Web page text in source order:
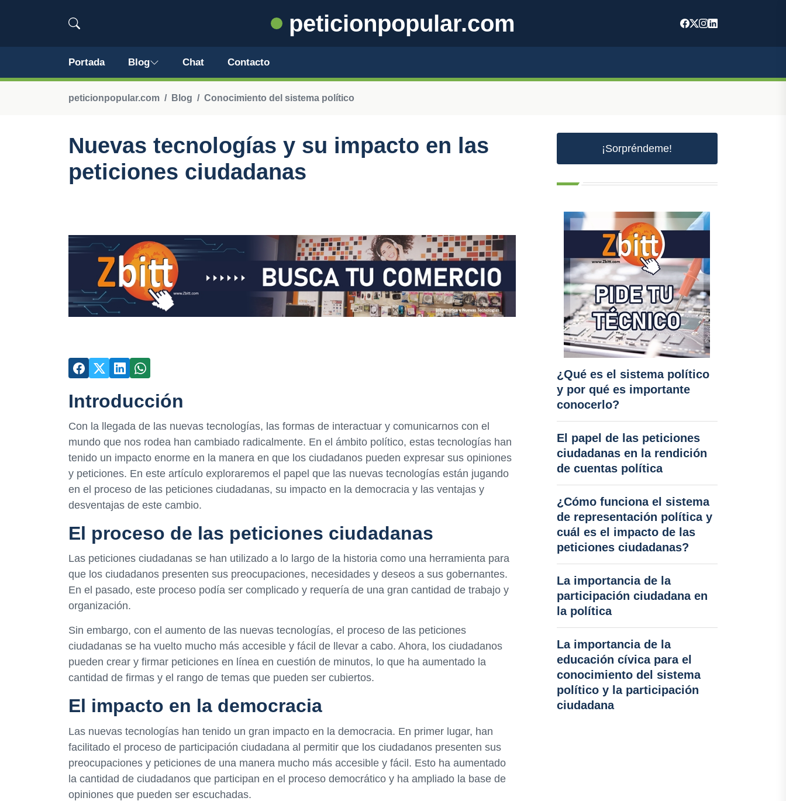
peticionpopular.com
Portada Blog Chat Contacto
peticionpopular.com Blog Conocimiento del sistema político
Nuevas tecnologías y su impacto en las
peticiones ciudadanas
Introducción
Con la llegada de las nuevas tecnologías, las formas de interactuar y comunicarnos con el
mundo que nos rodea han cambiado radicalmente. En el ámbito político, estas tecnologías han
tenido un impacto enorme en la manera en que los ciudadanos pueden expresar sus opiniones
y peticiones. En este artículo exploraremos el papel que las nuevas tecnologías están jugando
en el proceso de las peticiones ciudadanas, su impacto en la democracia y las ventajas y
desventajas de este cambio.
El proceso de las peticiones ciudadanas
Las peticiones ciudadanas se han utilizado a lo largo de la historia como una herramienta para
que los ciudadanos presenten sus preocupaciones, necesidades y deseos a sus gobernantes.
En el pasado, este proceso podía ser complicado y requería de una gran cantidad de trabajo y
organización.
Sin embargo, con el aumento de las nuevas tecnologías, el proceso de las peticiones
ciudadanas se ha vuelto mucho más accesible y fácil de llevar a cabo. Ahora, los ciudadanos
pueden crear y firmar peticiones en línea en cuestión de minutos, lo que ha aumentado la
cantidad de firmas y el rango de temas que pueden ser cubiertos.
El impacto en la democracia
Las nuevas tecnologías han tenido un gran impacto en la democracia. En primer lugar, han
facilitado el proceso de participación ciudadana al permitir que los ciudadanos presenten sus
preocupaciones y peticiones de una manera mucho más accesible y fácil. Esto ha aumentado
la cantidad de ciudadanos que participan en el proceso democrático y ha ampliado la base de
opiniones que pueden ser escuchadas.
¡Sorpréndeme!
¿Qué es el sistema político
y por qué es importante
conocerlo?
El papel de las peticiones
ciudadanas en la rendición
de cuentas política
¿Cómo funciona el sistema
de representación política y
cuál es el impacto de las
peticiones ciudadanas?
La importancia de la
participación ciudadana en
la política
La importancia de la
educación cívica para el
conocimiento del sistema
político y la participación
ciudadana